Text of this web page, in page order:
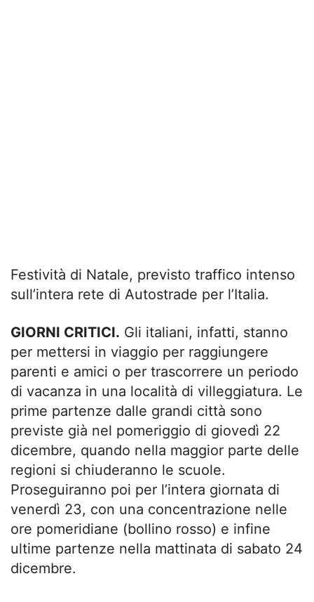
Festività di Natale, previsto traffico intenso
sull’intera rete di Autostrade per l’Italia.
GIORNI CRITICI. Gli italiani, infatti, stanno
per mettersi in viaggio per raggiungere
parenti e amici o per trascorrere un periodo
di vacanza in una località di villeggiatura. Le
prime partenze dalle grandi città sono
previste già nel pomeriggio di giovedì 22
dicembre, quando nella maggior parte delle
regioni si chiuderanno le scuole.
Proseguiranno poi per l’intera giornata di
venerdì 23, con una concentrazione nelle
ore pomeridiane (bollino rosso) e infine
ultime partenze nella mattinata di sabato 24
dicembre.